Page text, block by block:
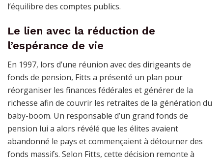
l’équilibre des comptes publics.
Le lien avec la réduction de
l’espérance de vie
En 1997, lors d’une réunion avec des dirigeants de
fonds de pension, Fitts a présenté un plan pour
réorganiser les finances fédérales et générer de la
richesse afin de couvrir les retraites de la génération du
baby-boom. Un responsable d’un grand fonds de
pension lui a alors révélé que les élites avaient
abandonné le pays et commençaient à détourner des
fonds massifs. Selon Fitts, cette décision remonte à